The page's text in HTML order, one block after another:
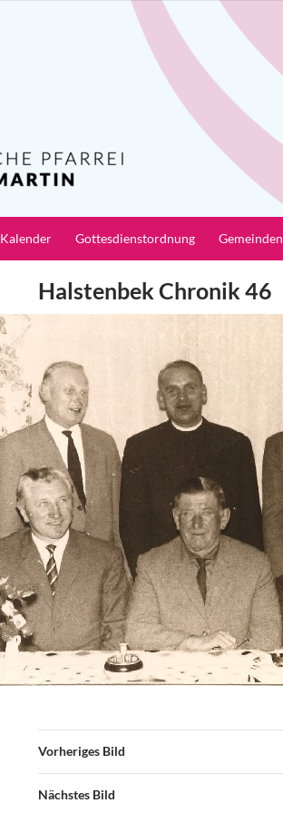
Kalender Gottesdienstordnung Gemeinden
Halstenbek Chronik 46
Vorheriges Bild
Nächstes Bild